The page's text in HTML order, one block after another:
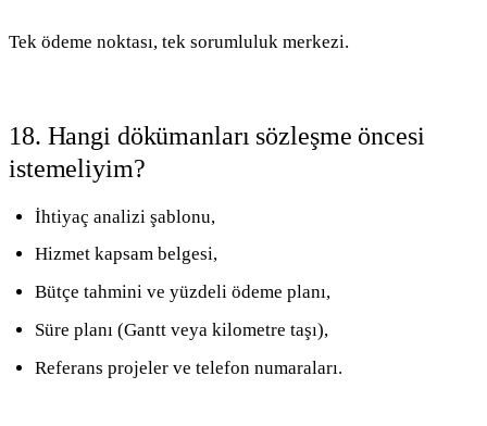
Tek ödeme noktası, tek sorumluluk merkezi.
18. Hangi dökümanları sözleşme öncesi
istemeliyim?
İhtiyaç analizi şablonu,
Hizmet kapsam belgesi,
Bütçe tahmini ve yüzdeli ödeme planı,
Süre planı (Gantt veya kilometre taşı),
Referans projeler ve telefon numaraları.